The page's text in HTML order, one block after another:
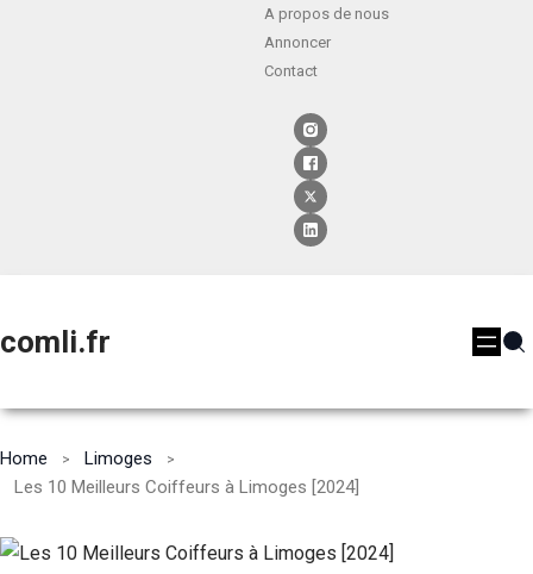
A propos de nous
Annoncer
Contact
comli.fr
Home
Limoges
Les 10 Meilleurs Coiffeurs à Limoges [2024]